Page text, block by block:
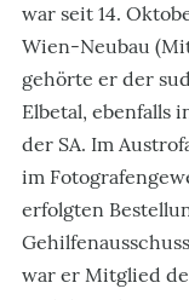
war seit 14.
Wien-Neubau
gehörte er der
Elbetal, ebenfalls
der SA. Im
im
erfolgten
war er Mitglied